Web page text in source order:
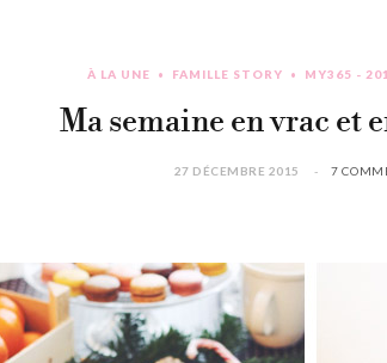
À LA UNE FAMILLE STORY MY365 -
Ma semaine en vrac et
27 DÉCEMBRE 2015 7